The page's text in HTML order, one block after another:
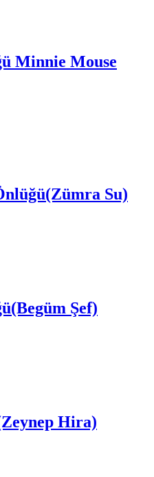
Minnie Mouse
Su)
Şef)
Hira)